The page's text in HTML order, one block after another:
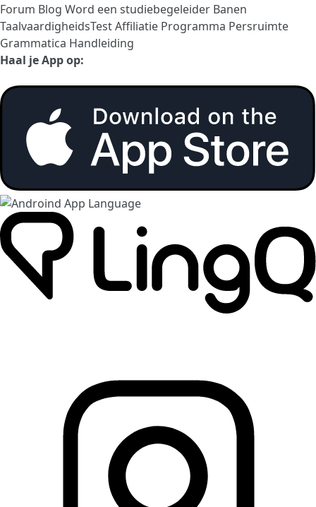
Forum Blog Word een studiebegeleider Banen
TaalvaardigheidsTestAffiliatie Programma Persruimte
Grammatica Handleiding
Haal je App op: